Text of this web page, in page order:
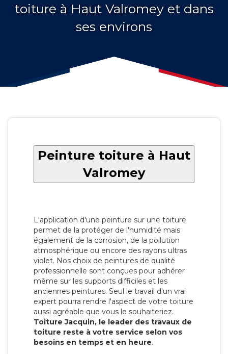
toiture à Haut Valromey et dans
ses environs
Peinture toiture à Haut
Valromey
L'application d'une peinture sur une toiture
permet de la protéger de l'humidité mais
également de la corrosion, de la pollution
atmosphérique ou encore des rayons ultras
violet. Nos choix de peintures de qualité
professionnelle sont conçues pour adhérer
même sur les supports difficiles et les
anciennes peintures. Seul le travail d'un vrai
expert pourra rendre l'aspect de votre toiture
aussi agréable que vous le souhaiteriez.
Toiture Jacquin, le leader des travaux de
toiture reste à votre service selon vos
besoins en temps et en heure.